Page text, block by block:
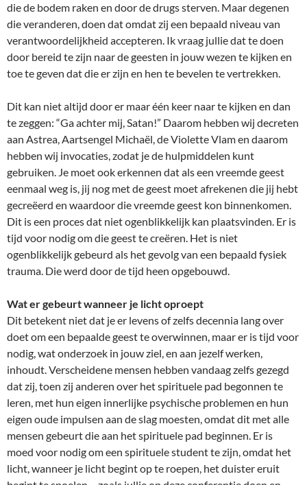
die de bodem raken en door de drugs sterven. Maar degenen
die veranderen, doen dat omdat zij een bepaald niveau van
verantwoordelijkheid accepteren. Ik vraag jullie dat te doen
door bereid te zijn naar de geesten in jouw wezen te kijken en
toe te geven dat die er zijn en hen te bevelen te vertrekken.
Dit kan niet altijd door er maar één keer naar te kijken en dan
te zeggen: “Ga achter mij, Satan!” Daarom hebben wij decreten
aan Astrea, Aartsengel Michaël, de Violette Vlam en daarom
hebben wij invocaties, zodat je de hulpmiddelen kunt
gebruiken. Je moet ook erkennen dat als een vreemde geest
eenmaal weg is, jij nog met de geest moet afrekenen die jij hebt
gecreëerd en waardoor die vreemde geest kon binnenkomen.
Dit is een proces dat niet ogenblikkelijk kan plaatsvinden. Er is
tijd voor nodig om die geest te creëren. Het is niet
ogenblikkelijk gebeurd als het gevolg van een bepaald fysiek
trauma. Die werd door de tijd heen opgebouwd.
Wat er gebeurt wanneer je licht oproept
Dit betekent niet dat je er levens of zelfs decennia lang over
doet om een bepaalde geest te overwinnen, maar er is tijd voor
nodig, wat onderzoek in jouw ziel, en aan jezelf werken,
inhoudt. Verscheidene mensen hebben vandaag zelfs gezegd
dat zij, toen zij anderen over het spirituele pad begonnen te
leren, met hun eigen innerlijke psychische problemen en hun
eigen oude impulsen aan de slag moesten, omdat dit met alle
mensen gebeurt die aan het spirituele pad beginnen. Er is
moed voor nodig om een spirituele student te zijn, omdat het
licht, wanneer je licht begint op te roepen, het duister eruit